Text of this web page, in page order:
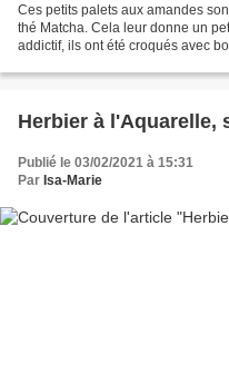
Ces petits palets aux amandes
thé Matcha. Cela leur donne un
addictif, ils ont été croqués avec
Herbier à l'Aquarelle,
Publié le 03/02/2021 à 15:31
Par Isa-Marie